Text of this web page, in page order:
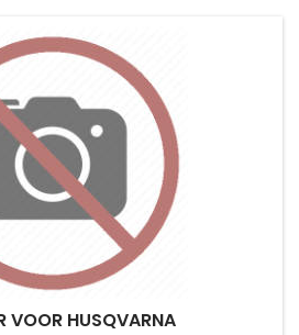
VOOR HUSQVARNA